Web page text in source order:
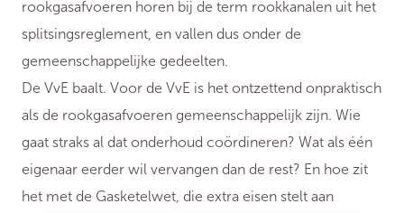
rookgasafvoeren horen bij de term rookkanalen uit het
splitsingsreglement, en vallen dus onder de
gemeenschappelijke gedeelten.
De VvE baalt. Voor de VvE is het ontzettend onpraktisch
als de rookgasafvoeren gemeenschappelijk zijn. Wie
gaat straks al dat onderhoud coördineren? Wat als één
eigenaar eerder wil vervangen dan de rest? En hoe zit
het met de Gasketelwet, die extra eisen stelt aan